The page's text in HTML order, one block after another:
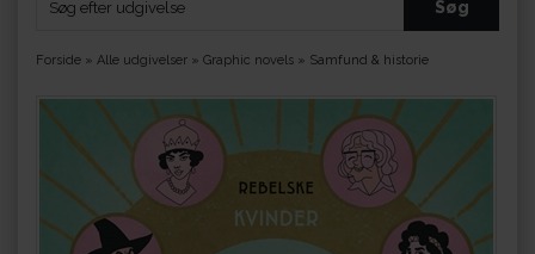
Forside » Alle udgivelser » Graphic novels » Samfund & historie